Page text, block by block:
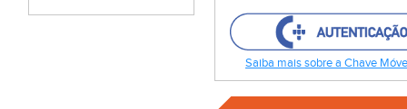
Saiba mais sobre a Chave